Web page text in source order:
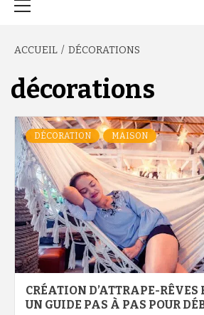
ACCUEIL DÉCORATIONS
décorations
DÉCORATION MAISON
CRÉATION D’ATTRAPE-RÊVES
UN GUIDE PAS À PAS POUR